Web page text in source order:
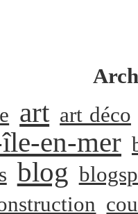
art art déco
en-mer
blog